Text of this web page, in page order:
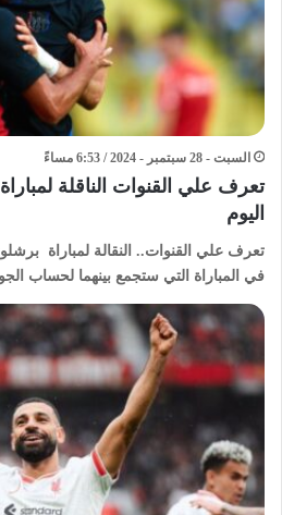
السبت - 28 سبتمبر - 2024 / 6:53 مساءً
تعرف علي القنوات الناقلة
اليوم
تعرف علي القنوات.. النقالة لمباراة
في المباراة التي ستجمع بينهما لحساب